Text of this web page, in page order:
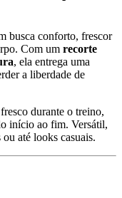
busca conforto, frescor
Com um recorte
, ela entrega uma
a liberdade de
durante o treino,
início ao fim. Versátil,
até looks casuais.